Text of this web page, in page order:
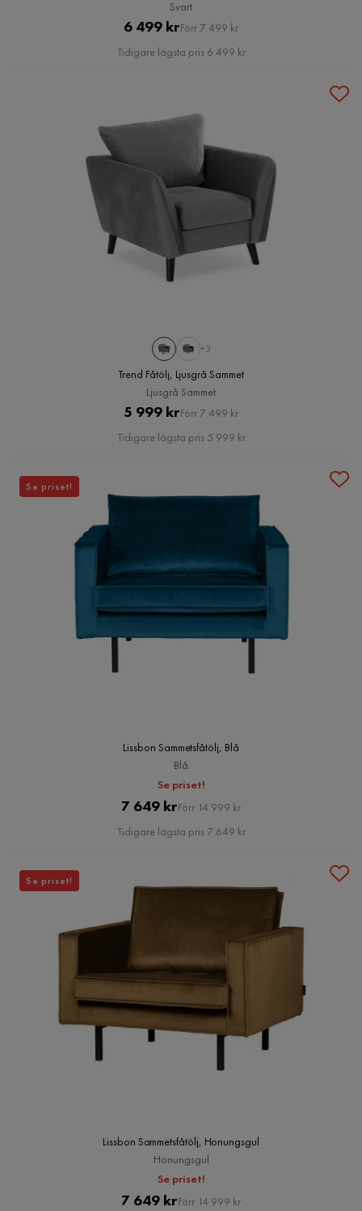
Svart
Pris
6 499 krOriginal
Pris
Förr 7 499 kr
Tidigare lägsta pris 6 499 kr
+3
Trend Fåtölj, Ljusgrå Sammet
Ljusgrå Sammet
Pris
5 999 krOriginal
Pris
Förr 7 499 kr
Tidigare lägsta pris 5 999 kr
Lissbon Sammetsfåtölj, Blå
Blå
Se priset!
Pris
7 649 krOriginal
Pris
Förr 14 999 kr
Tidigare lägsta pris 7 649 kr
Se priset!
Lissbon Sammetsfåtölj, Honungsgul
Honungsgul
Se priset!
Pris
7 649 krOriginal
Förr 14 999 kr
Se priset!